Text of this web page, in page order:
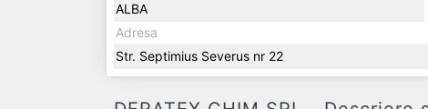
ALBA
Adresa
Str. Septimius Severus nr 22